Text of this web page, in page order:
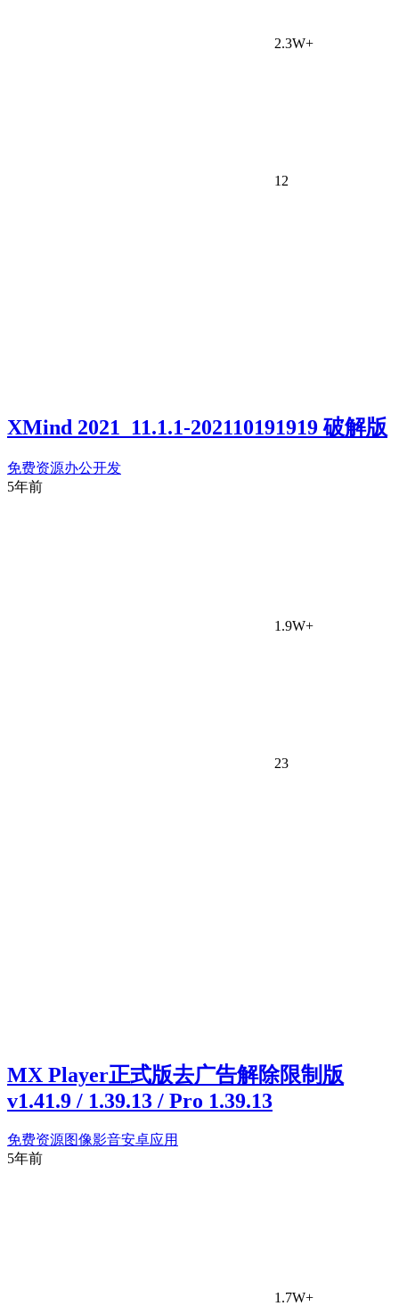
2.3W+
12
XMind 2021_11.1.1-202110191919 破解版
免费资源办公开发
5年前
1.9W+
23
MX Player正式版去广告解除限制版
v1.41.9 / 1.39.13 / Pro 1.39.13
免费资源图像影音安卓应用
5年前
1.7W+